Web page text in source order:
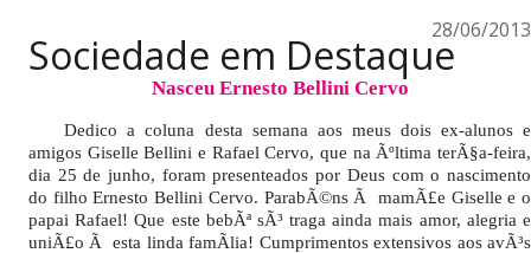
PUBLICAÇÕES LEGAIS
28/06/2013
Sociedade em Destaque
Nasceu Ernesto Bellini Cervo
Dedico a coluna desta semana aos meus dois ex-alunos e
amigos Giselle Bellini e Rafael Cervo, que na Ãºltima terÃ§a-feira,
dia 25 de junho, foram presenteados por Deus com o nascimento
do filho Ernesto Bellini Cervo. ParabÃ©ns Ã mamÃ£e Giselle e o
papai Rafael! Que este bebÃª sÃ³ traga ainda mais amor, alegria e
uniÃ£o Ã esta linda famÃ­lia! Cumprimentos extensivos aos avÃ³s